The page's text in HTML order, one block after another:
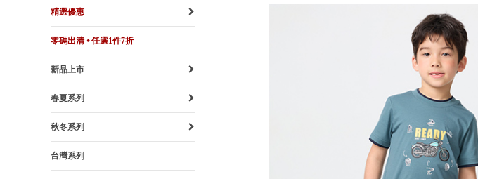
精選優惠
零碼出清 ⦁ 任選1件7折
新品上市
春夏系列
秋冬系列
台灣系列